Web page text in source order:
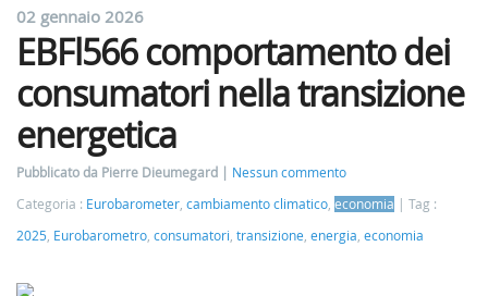
02 gennaio 2026
EBFl566 comportamento dei
consumatori nella transizione
energetica
Pubblicato da Pierre Dieumegard
Nessun commento
Categoria : Eurobarometer cambiamento climatico economia
Tag :
2025 Eurobarometro consumatori transizione energia economia